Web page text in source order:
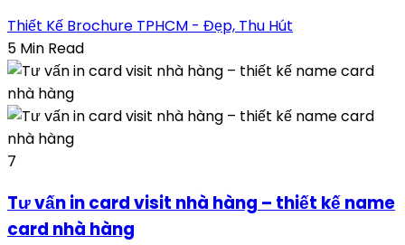
Thiết Kế Brochure TPHCM - Đẹp, Thu Hút
5 Min Read
7
Tư vấn in card visit nhà hàng – thiết kế name
card nhà hàng